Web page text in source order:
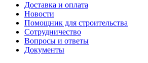
Доставка и оплата
Новости
Помощник для строительства
Сотрудничество
Вопросы и ответы
Документы